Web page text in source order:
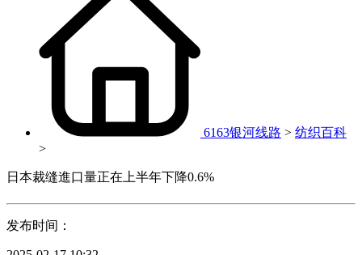
6163银河线路 > 纺织百科
>
日本裁缝進口量正在上半年下降0.6%
发布时间：